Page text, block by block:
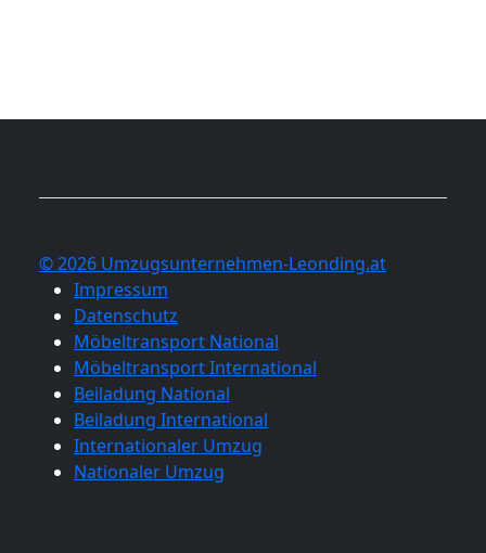
© 2026 Umzugsunternehmen-Leonding.at
Impressum
Datenschutz
Möbeltransport National
Möbeltransport International
Beiladung National
Beiladung International
Internationaler Umzug
Nationaler Umzug